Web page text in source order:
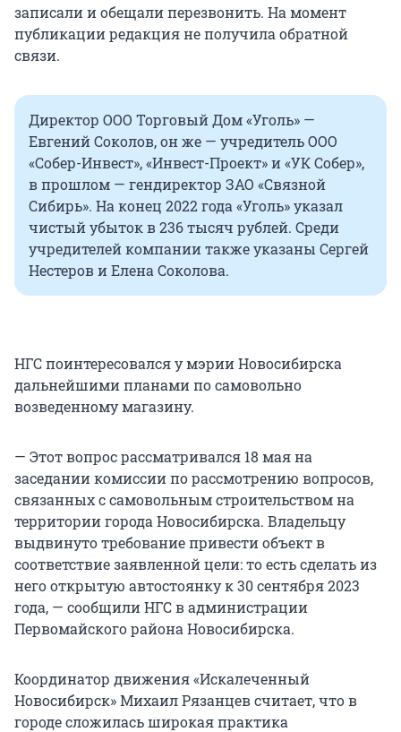
записали и обещали перезвонить. На момент
публикации редакция не получила обратной
связи.
Директор ООО Торговый Дом «Уголь» —
Евгений Соколов, он же — учредитель ООО
«Собер-Инвест», «Инвест-Проект» и «УК Собер»,
в прошлом — гендиректор ЗАО «Связной
Сибирь». На конец 2022 года «Уголь» указал
чистый убыток в 236 тысяч рублей. Среди
учредителей компании также указаны Сергей
Нестеров и Елена Соколова.
НГС поинтересовался у мэрии Новосибирска
дальнейшими планами по самовольно
возведенному магазину.
— Этот вопрос рассматривался 18 мая на
заседании комиссии по рассмотрению вопросов,
связанных с самовольным строительством на
территории города Новосибирска. Владельцу
выдвинуто требование привести объект в
соответствие заявленной цели: то есть сделать из
него открытую автостоянку к 30 сентября 2023
года, — сообщили НГС в администрации
Первомайского района Новосибирска.
Координатор движения «Искалеченный
Новосибирск» Михаил Рязанцев считает, что в
городе сложилась широкая практика